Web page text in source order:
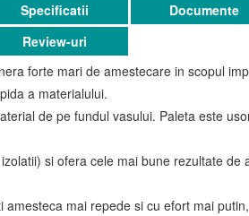
forte mari de amestecare in scopul
a materialului.
de pe fundul vasului. Paleta este
si ofera cele mai bune rezultate de
mai repede si cu efort mai
Specificatii
Documente
Review-uri